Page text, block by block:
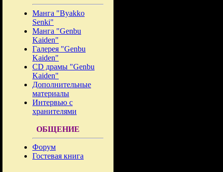
Манга "Byakko
Senki"
Манга "Genbu
Kaiden"
Галерея "Genbu
Kaiden"
CD драмы "Genbu
Kaiden"
Дополнительные
материалы
Интервью с
хранителями
ОБЩЕНИЕ
Форум
Гостевая книга